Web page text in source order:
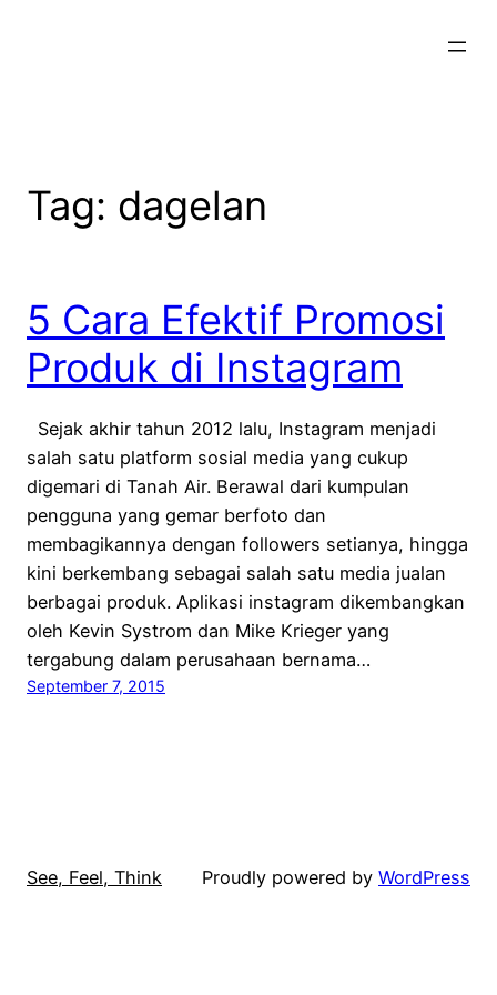
Tag: dagelan
5 Cara Efektif Promosi
Produk di Instagram
Sejak akhir tahun 2012 lalu, Instagram menjadi
salah satu platform sosial media yang cukup
digemari di Tanah Air. Berawal dari kumpulan
pengguna yang gemar berfoto dan
membagikannya dengan followers setianya, hingga
kini berkembang sebagai salah satu media jualan
berbagai produk. Aplikasi instagram dikembangkan
oleh Kevin Systrom dan Mike Krieger yang
tergabung dalam perusahaan bernama…
September 7, 2015
See, Feel, Think Proudly powered by WordPress